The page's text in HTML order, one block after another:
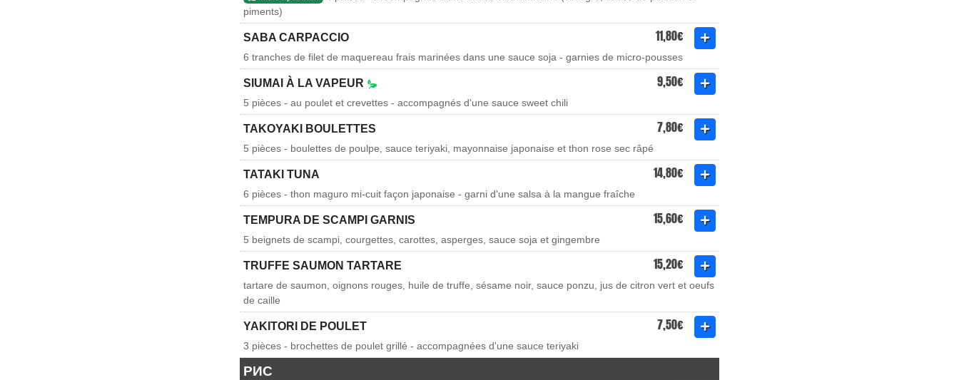
piments)
SABA CARPACCIO 11,80€
6 tranches de filet de maquereau frais marinées dans une sauce soja - garnies de micro-pousses
SIUMAI À LA VAPEUR 9,50€
5 pièces - au poulet et crevettes - accompagnés d'une sauce sweet chili
TAKOYAKI BOULETTES 7,80€
5 pièces - boulettes de poulpe, sauce teriyaki, mayonnaise japonaise et thon rose sec râpé
TATAKI TUNA 14,80€
6 pièces - thon maguro mi-cuit façon japonaise - garni d'une salsa à la mangue fraîche
TEMPURA DE SCAMPI GARNIS 15,60€
5 beignets de scampi, courgettes, carottes, asperges, sauce soja et gingembre
TRUFFE SAUMON TARTARE 15,20€
tartare de saumon, oignons rouges, huile de truffe, sésame noir, sauce ponzu, jus de citron vert et oeufs
de caille
YAKITORI DE POULET 7,50€
3 pièces - brochettes de poulet grillé - accompagnées d'une sauce teriyaki
РИС